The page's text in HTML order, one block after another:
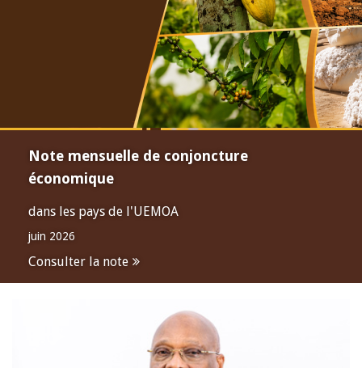
Note mensuelle de conjoncture
économique
dans les pays de l'UEMOA
juin 2026
Consulter la note